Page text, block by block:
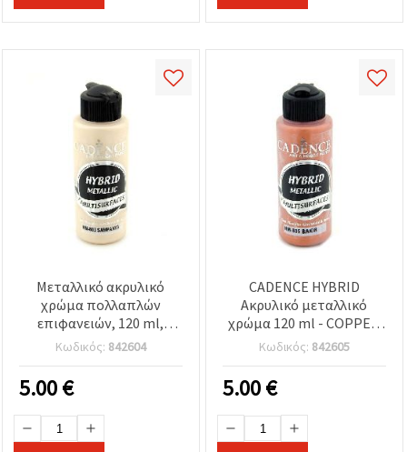
Μεταλλικό ακρυλικό
χρώμα πολλαπλών
επιφανειών, 120 ml,
CADENCE HYBRID,
μπουκάλι – Χρυσό
Σαμπάνιας (Απόχρωση
Κωδικός: 842604
5.00€
CADENCE HYBRID
Ακρυλικό μεταλλικό
χρώμα 120 ml - COPPER
805
Κωδικός: 842605
5.00€